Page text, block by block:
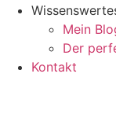
Mein
Der
Kontakt